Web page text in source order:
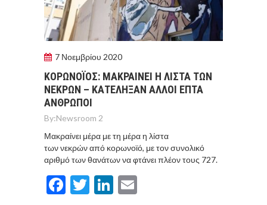
7 Νοεμβρίου 2020
ΚΟΡΩΝΟΪΟΣ: ΜΑΚΡΑΙΝΕΙ Η ΛΙΣΤΑ ΤΩΝ
ΝΕΚΡΩΝ – ΚΑΤΕΛΗΞΑΝ ΑΛΛΟΙ ΕΠΤΑ
ΑΝΘΡΩΠΟΙ
By:Newsroom 2
Μακραίνει μέρα με τη μέρα η λίστα
των νεκρών από κορωνοϊό, με τον συνολικό
αριθμό των θανάτων να φτάνει πλέον τους 727.
Facebook
TwitterLinkedIn